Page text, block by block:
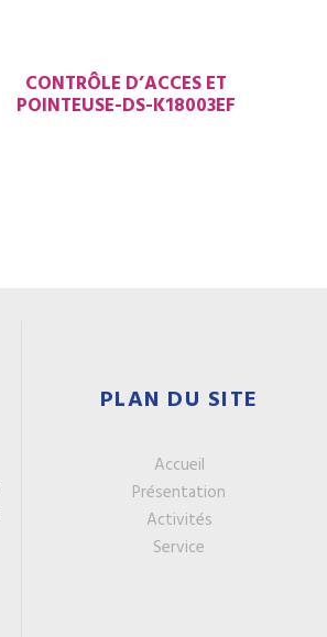
CONTRÔLE D’ACCES ET
POINTEUSE-DS-K18003EF
PLAN DU SITE
Accueil
Présentation
Activités
Service